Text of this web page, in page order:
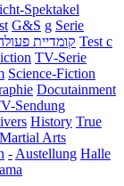
Spektakel
G&S g Serie
קומדיית Test c
TV-Serie
Science-Fiction
Docutainment
Sendung
History True
Martial Arts
- Austellung Halle